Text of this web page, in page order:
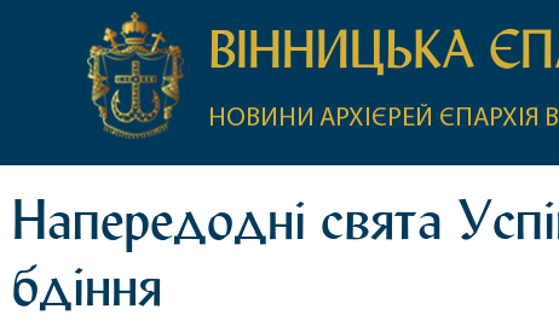
ВІННИЦЬКА
НОВИНИ АРХІЄРЕЙ ЄПАРХІЯ
Напередодні свята
бдіння